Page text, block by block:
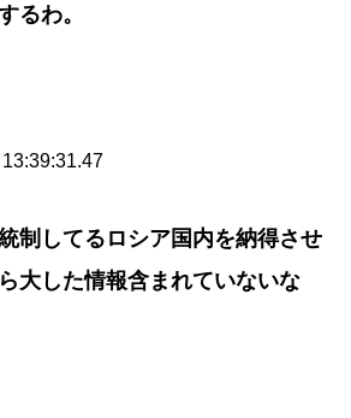
るわ。
制してるロシア国内を納得させ
大した情報含まれていないな